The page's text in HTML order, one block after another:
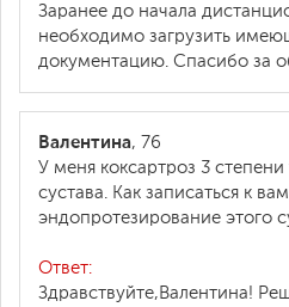
Заранее до начала
необходимо загрузить
документацию. Спасибо за
Валентина, 76
У меня коксартроз 3
сустава. Как записаться к
эндопротезирование этого
Ответ:
Здравствуйте,Валентина!